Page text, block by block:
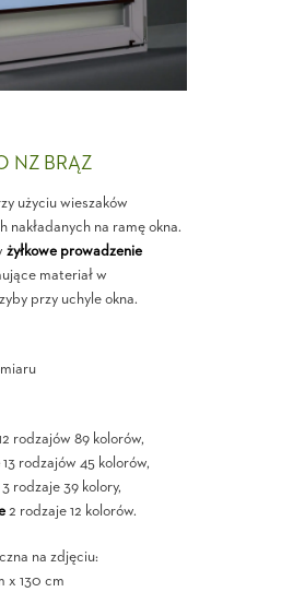
NZ BRĄZ
użyciu wieszaków
nakładanych na ramę okna.
żyłkowe prowadzenie
materiał w
przy uchyle okna.
rodzajów 89 kolorów,
13 rodzajów 45 kolorów,
rodzaje 39 kolory,
2 rodzaje 12 kolorów.
na zdjęciu:
x 130 cm